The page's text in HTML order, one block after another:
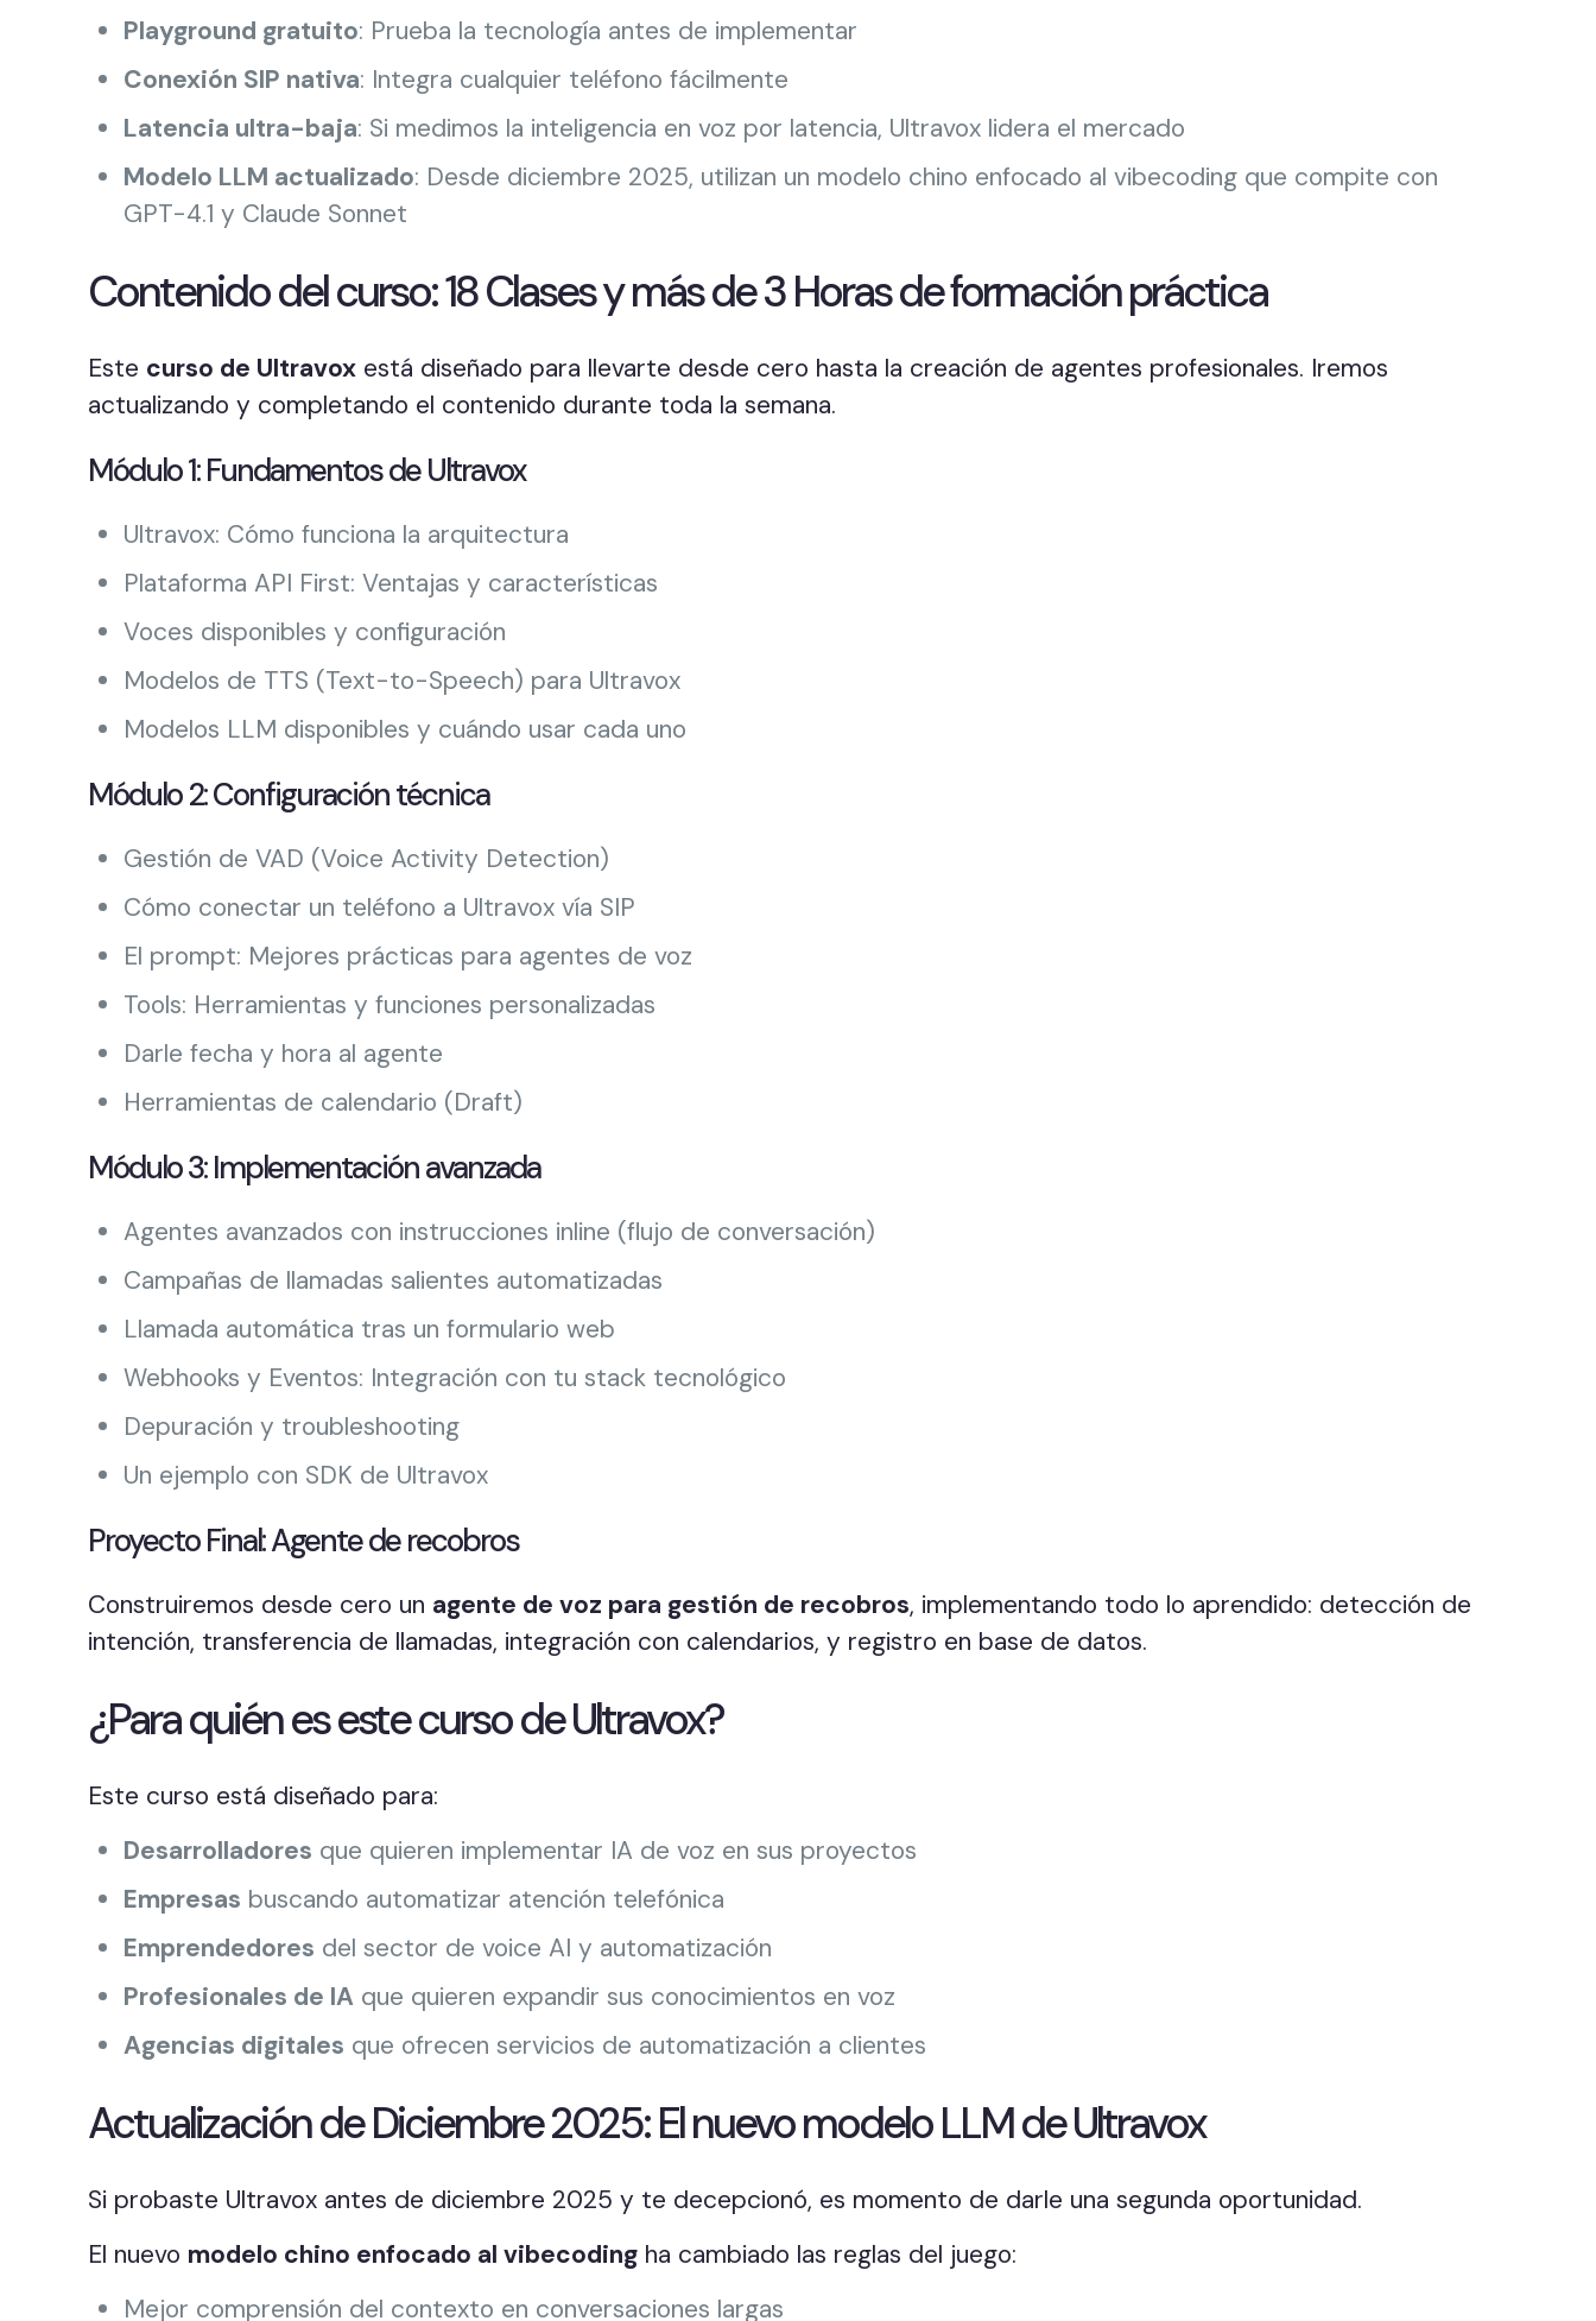
Playground gratuito: Prueba la tecnología antes de implementar
Conexión SIP nativa: Integra cualquier teléfono fácilmente
Latencia ultra-baja: Si medimos la inteligencia en voz por latencia, Ultravox lidera el mercado
Modelo LLM actualizado: Desde diciembre 2025, utilizan un modelo chino enfocado al vibecoding que compite con
GPT-4.1 y Claude Sonnet
Contenido del curso: 18 Clases y más de 3 Horas de formación práctica
Este curso de Ultravox está diseñado para llevarte desde cero hasta la creación de agentes profesionales. Iremos
actualizando y completando el contenido durante toda la semana.
Módulo 1: Fundamentos de Ultravox
Ultravox: Cómo funciona la arquitectura
Plataforma API First: Ventajas y características
Voces disponibles y configuración
Modelos de TTS (Text-to-Speech) para Ultravox
Modelos LLM disponibles y cuándo usar cada uno
Módulo 2: Configuración técnica
Gestión de VAD (Voice Activity Detection)
Cómo conectar un teléfono a Ultravox vía SIP
El prompt: Mejores prácticas para agentes de voz
Tools: Herramientas y funciones personalizadas
Darle fecha y hora al agente
Herramientas de calendario (Draft)
Módulo 3: Implementación avanzada
Agentes avanzados con instrucciones inline (flujo de conversación)
Campañas de llamadas salientes automatizadas
Llamada automática tras un formulario web
Webhooks y Eventos: Integración con tu stack tecnológico
Depuración y troubleshooting
Un ejemplo con SDK de Ultravox
Proyecto Final: Agente de recobros
Construiremos desde cero un agente de voz para gestión de recobros, implementando todo lo aprendido: detección de
intención, transferencia de llamadas, integración con calendarios, y registro en base de datos.
¿Para quién es este curso de Ultravox?
Este curso está diseñado para:
Desarrolladores que quieren implementar IA de voz en sus proyectos
Empresas buscando automatizar atención telefónica
Emprendedores del sector de voice AI y automatización
Profesionales de IA que quieren expandir sus conocimientos en voz
Agencias digitales que ofrecen servicios de automatización a clientes
Actualización de Diciembre 2025: El nuevo modelo LLM de Ultravox
Si probaste Ultravox antes de diciembre 2025 y te decepcionó, es momento de darle una segunda oportunidad.
El nuevo modelo chino enfocado al vibecoding ha cambiado las reglas del juego:
Mejor comprensión del contexto en conversaciones largas